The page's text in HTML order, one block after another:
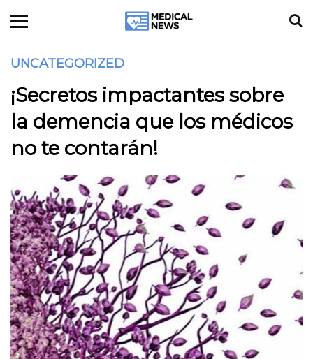
UNCATEGORIZED
¡Secretos impactantes sobre
la demencia que los médicos
no te contarán!